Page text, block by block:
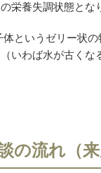
栄養失調状態とな
というゼリー状
いわば水が古く
の流れ（来